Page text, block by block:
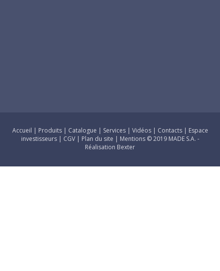
Accueil | Produits | Catalogue | Services | Vidéos | Contacts | Espace
investisseurs | CGV | Plan du site | Mentions © 2019 MADE S.A. -
Réalisation Bexter